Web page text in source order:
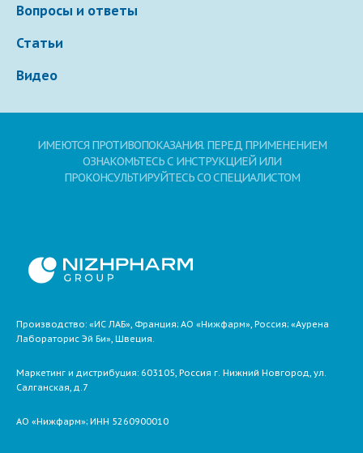
соглашение сайта.
Вопросы и ответы
Статьи
Видео
ИМЕЮТСЯ ПРОТИВОПОКАЗАНИЯ. ПЕРЕД ПРИМЕНЕНИЕМ
ОЗНАКОМЬТЕСЬ С ИНСТРУКЦИЕЙ ИЛИ
ПРОКОНСУЛЬТИРУЙТЕСЬ СО СПЕЦИАЛИСТОМ
Производство: «ИС ЛАБ», Франция; АО «Нижфарм», Россия; «Аурена
Лабораторис Эй Би», Швеция.
Маркетинг и дистрибуция: 603105, Россия г. Нижний Новгород, ул.
Салганская, д.7
АО «Нижфарм»; ИНН 5260900010